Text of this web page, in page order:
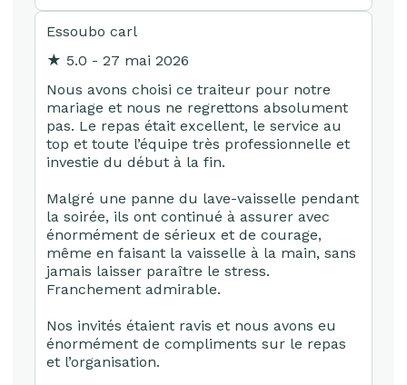
Essoubo carl
★ 5.0 - 27 mai 2026
Nous avons choisi ce traiteur pour notre
mariage et nous ne regrettons absolument
pas. Le repas était excellent, le service au
top et toute l’équipe très professionnelle et
investie du début à la fin.
Malgré une panne du lave-vaisselle pendant
la soirée, ils ont continué à assurer avec
énormément de sérieux et de courage,
même en faisant la vaisselle à la main, sans
jamais laisser paraître le stress.
Franchement admirable.
Nos invités étaient ravis et nous avons eu
énormément de compliments sur le repas
et l’organisation.